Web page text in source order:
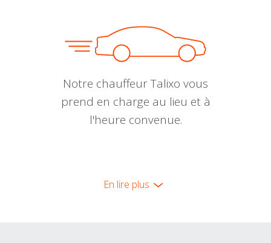
Notre chauffeur Talixo vous
prend en charge au lieu et à
l'heure convenue.
En lire plus